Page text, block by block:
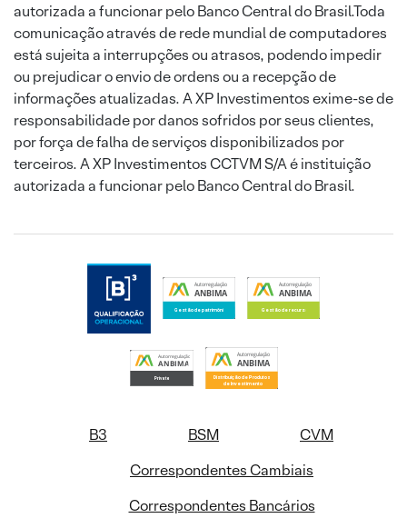
autorizada a funcionar pelo Banco Central do Brasil.Toda
comunicação através de rede mundial de computadores
está sujeita a interrupções ou atrasos, podendo impedir
ou prejudicar o envio de ordens ou a recepção de
informações atualizadas. A XP Investimentos exime-se de
responsabilidade por danos sofridos por seus clientes,
por força de falha de serviços disponibilizados por
terceiros. A XP Investimentos CCTVM S/A é instituição
autorizada a funcionar pelo Banco Central do Brasil.
B3 BSM
CVM
Correspondentes Cambiais
Correspondentes Bancários